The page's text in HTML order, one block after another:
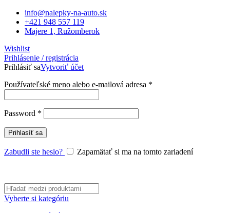
info@nalepky-na-auto.sk
+421 948 557 119
Majere 1, Ružomberok
Wishlist
Prihlásenie / registrácia
Prihlásiť saVytvoriť účet
Používateľské meno alebo e-mailová adresa *
Password *
Prihlasíť sa
Zabudli ste heslo? Zapamätať si ma na tomto zariadení
Vyberte si kategóriu